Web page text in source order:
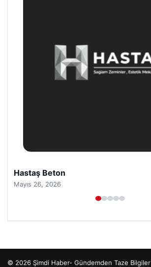
Hastaş Beton
Mayıs 26, 2026
© 2026 Şimdi Haber- Gündemden Taze Bilgiler